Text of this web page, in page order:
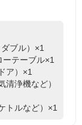
ブル）×1
ーテーブル×1
ア）×1
浄機など）
トルなど）×1